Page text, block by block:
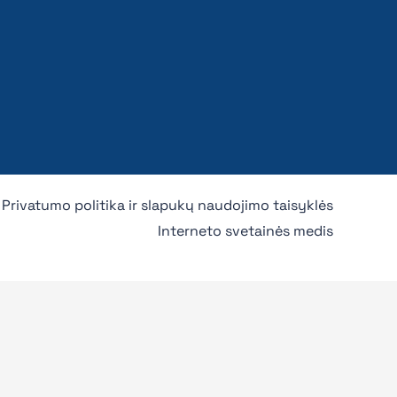
Privatumo politika ir slapukų naudojimo taisyklės
Interneto svetainės medis